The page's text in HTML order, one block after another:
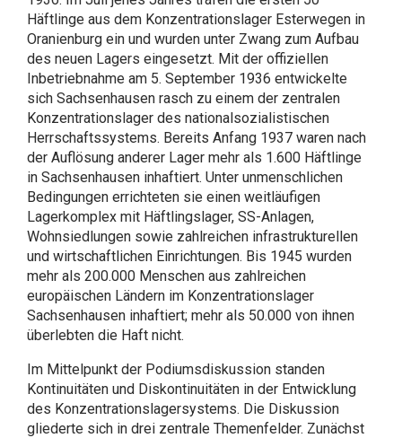
Häftlinge aus dem Konzentrationslager Esterwegen in
Oranienburg ein und wurden unter Zwang zum Aufbau
des neuen Lagers eingesetzt. Mit der offiziellen
Inbetriebnahme am 5. September 1936 entwickelte
sich Sachsenhausen rasch zu einem der zentralen
Konzentrationslager des nationalsozialistischen
Herrschaftssystems. Bereits Anfang 1937 waren nach
der Auflösung anderer Lager mehr als 1.600 Häftlinge
in Sachsenhausen inhaftiert. Unter unmenschlichen
Bedingungen errichteten sie einen weitläufigen
Lagerkomplex mit Häftlingslager, SS-Anlagen,
Wohnsiedlungen sowie zahlreichen infrastrukturellen
und wirtschaftlichen Einrichtungen. Bis 1945 wurden
mehr als 200.000 Menschen aus zahlreichen
europäischen Ländern im Konzentrationslager
Sachsenhausen inhaftiert; mehr als 50.000 von ihnen
überlebten die Haft nicht.
Im Mittelpunkt der Podiumsdiskussion standen
Kontinuitäten und Diskontinuitäten in der Entwicklung
des Konzentrationslagersystems. Die Diskussion
gliederte sich in drei zentrale Themenfelder. Zunächst